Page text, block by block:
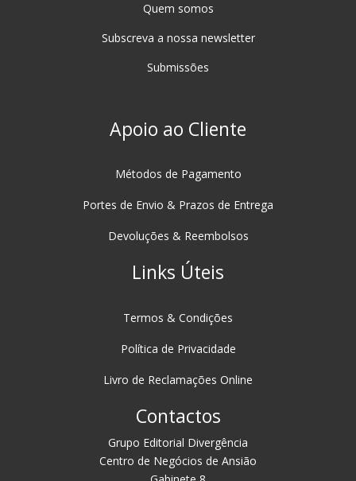
Quem somos
Subscreva a nossa newsletter
Submissões
Apoio ao Cliente
Métodos de Pagamento
Portes de Envio & Prazos de Entrega
Devoluções & Reembolsos
Links Úteis
Termos & Condições
Política de Privacidade
Livro de Reclamações Online
Contactos
Grupo Editorial Divergência
Centro de Negócios de Ansião